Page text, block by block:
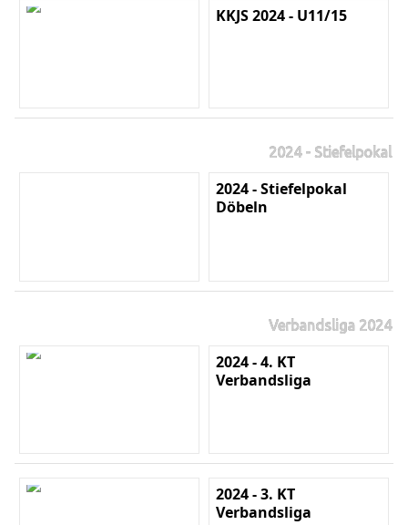
KKJS 2024 - U11/15
2024 - Stiefelpokal
2024 - Stiefelpokal
Döbeln
Verbandsliga 2024
2024 - 4. KT
Verbandsliga
2024 - 3. KT
Verbandsliga